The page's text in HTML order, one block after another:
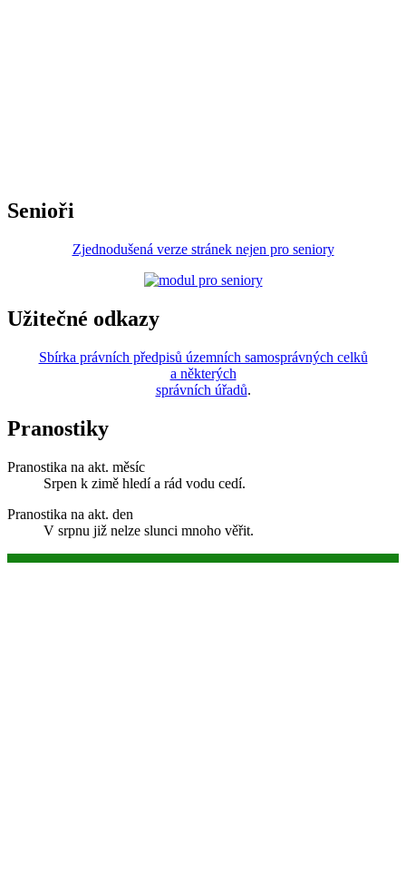
Senioři
Zjednodušená verze stránek nejen pro seniory
Užitečné odkazy
Sbírka právních předpisů územních samosprávných celků
a některých
správních úřadů.
Pranostiky
Pranostika na akt. měsíc
Srpen k zimě hledí a rád vodu cedí.
Pranostika na akt. den
V srpnu již nelze slunci mnoho věřit.